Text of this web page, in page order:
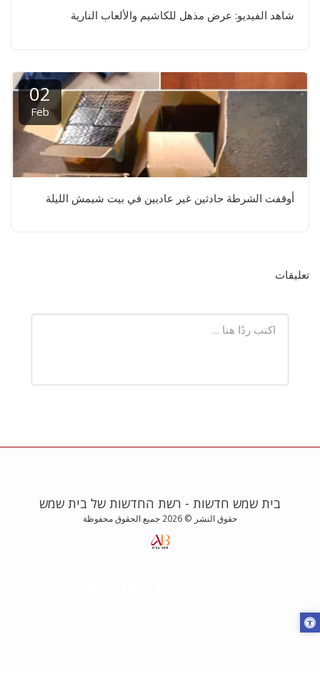
شاهد الفيديو: عرض مذهل للكاشيم والألعاب النارية
02
Feb
أوقفت الشرطة حادثين غير عاديين في بيت شيمش الليلة
تعليقات
בית שמש חדשות - רשת החדשות של בית שמש
حقوق النشر © 2026 جميع الحقوق محفوظة